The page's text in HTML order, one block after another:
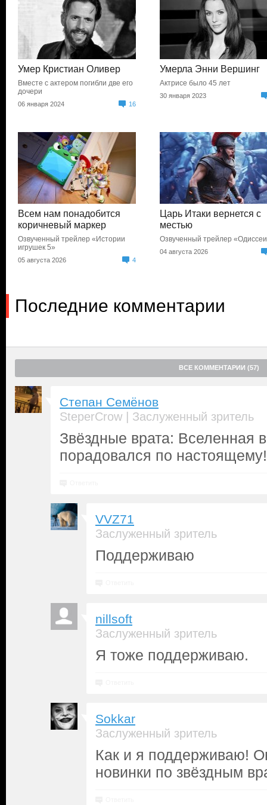
Умер Кристиан Оливер
Вместе с актером погибли две его
дочери
06 января 2024 16
Умерла Энни Вершинг
Актрисе было 45 лет
30 января 2023
Всем нам понадобится
коричневый маркер
Озвученный трейлер «Истории
игрушек 5»
05 августа 2026 4
Царь Итаки вернется с
местью
Озвученный трейлер
04 августа 2026
Последние комментарии
ВСЕ КОММЕНТАРИИ (57)
Степан Семёнов
SteperCrow | Заслуженный зритель
Звёздные врата: Вселенная
порадовался по настоящему!
VVZ71
Заслуженный зритель
Поддерживаю
nillsoft
Заслуженный зритель
Я тоже поддерживаю.
Sokkar
Заслуженный зритель
Как и я поддерживаю!
новинки по звёздным